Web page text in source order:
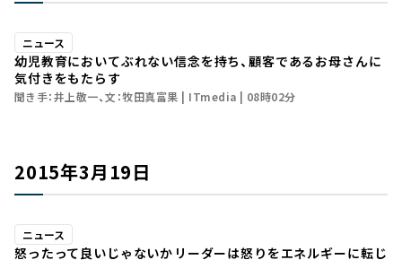
ニュース
幼児教育においてぶれない信念を持ち、顧客であるお母さんに
気付きをもたらす
聞き手：井上敬一、文：牧田真富果 ITmedia 08時02分
2015年3月19日
ニュース
怒ったって良いじゃないか――リーダーは怒りをエネルギーに転じ